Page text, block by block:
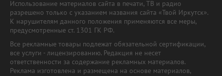
Использование материалов сайта в печати, ТВ и радио
разрешено только с указанием названия сайта «Твой Иркутск».
К нарушителям данного положения применяются все меры,
предусмотренные ст. 1301 ГК РФ.
Все рекламные товары подлежат обязательной сертификации,
все услуги - лицензированию. Редакция не несет
ответственности за содержание рекламных материалов.
Реклама изготовлена и размещена на основе материалов,